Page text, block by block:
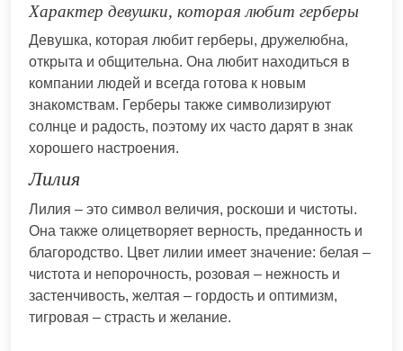
Характер девушки, которая любит герберы
Девушка, которая любит герберы, дружелюбна,
открыта и общительна. Она любит находиться в
компании людей и всегда готова к новым
знакомствам. Герберы также символизируют
солнце и радость, поэтому их часто дарят в знак
хорошего настроения.
Лилия
Лилия – это символ величия, роскоши и чистоты.
Она также олицетворяет верность, преданность и
благородство. Цвет лилии имеет значение: белая –
чистота и непорочность, розовая – нежность и
застенчивость, желтая – гордость и оптимизм,
тигровая – страсть и желание.